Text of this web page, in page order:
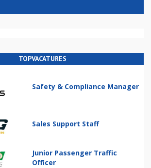
TOPVACATURES
Safety & Compliance Manager
Sales Support Staff
Junior Passenger Traffic
Officer